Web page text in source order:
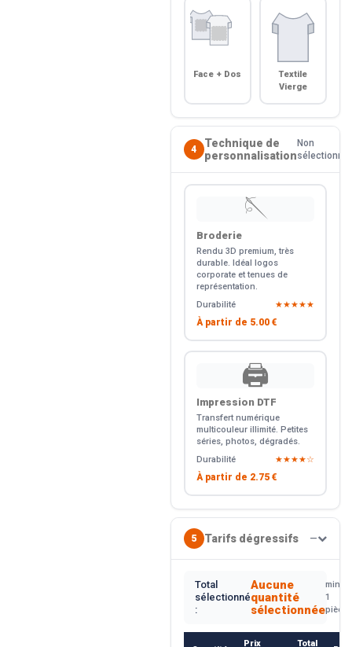
Face + Dos
Textile
Vierge
4
Technique de
personnalisation
Non
sélectionné
🪡
Broderie
Rendu 3D premium, très
durable. Idéal logos
corporate et tenues de
représentation.
Durabilité
★★★★★
À partir de 5.00 €
🖨️
Impression DTF
Transfert numérique
multicouleur illimité. Petites
séries, photos, dégradés.
Durabilité
★★★★☆
À partir de 2.75 €
5 Tarifs dégressifs —
Total
sélectionné
:
Aucune
quantité
sélectionnée
min.
1
pièce
Prix Total